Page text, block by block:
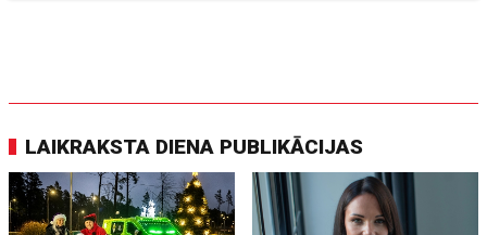
LAIKRAKSTA DIENA PUBLIKĀCIJAS